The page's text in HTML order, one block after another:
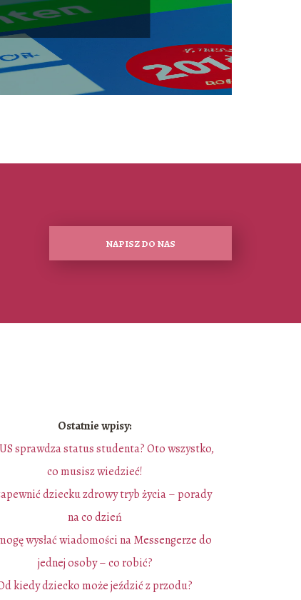
NAPISZ DO NAS
Ostatnie wpisy:
sprawdza status studenta? Oto wszystko,
co musisz wiedzieć!
dziecku zdrowy tryb życia – porady
na co dzień
wysłać wiadomości na Messengerze do
jednej osoby – co robić?
kiedy dziecko może jeździć z przodu?